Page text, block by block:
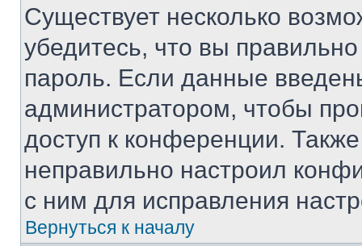
Существует несколько
убедитесь, что вы
пароль. Если данные
администратором, чтобы
доступ к конференции.
неправильно настроил
с ним для исправления
Вернуться к началу